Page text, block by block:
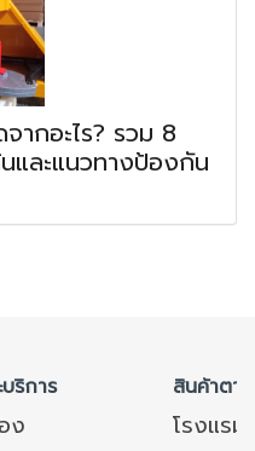
ากอะไร? รวม 8
และแนวทางป้องกัน
ริการ สินค้าตา
ง
โรงแร